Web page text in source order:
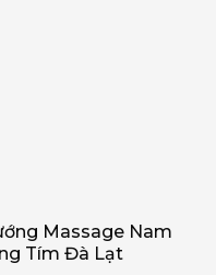
Massage Nam
Tím Đà Lạt